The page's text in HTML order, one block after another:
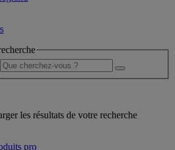
les résultats de votre recherche
pro